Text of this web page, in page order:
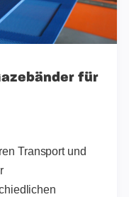
für
Transport und